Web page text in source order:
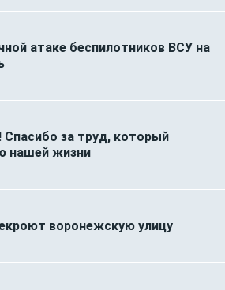
атаке беспилотников ВСУ на
за труд, который
нашей жизни
воронежскую улицу